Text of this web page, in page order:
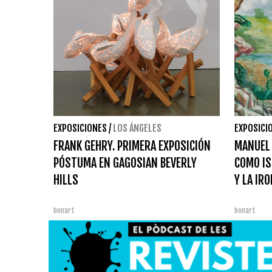
EXPOSICIONES / LOS ÁNGELES
FRANK GEHRY. PRIMERA EXPOSICIÓN
PÓSTUMA EN GAGOSIAN BEVERLY
HILLS
bonart
COMO
Y LA
bonart